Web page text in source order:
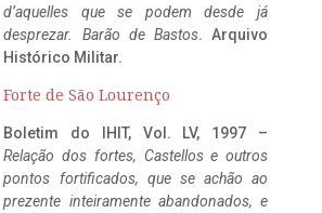
d’aquelles que se podem desde já
desprezar. Barão de Bastos. Arquivo
Histórico Militar.
Forte de São Lourenço
Boletim do IHIT, Vol. LV, 1997 –
Relação dos fortes, Castellos e outros
pontos fortificados, que se achão ao
prezente inteiramente abandonados, e